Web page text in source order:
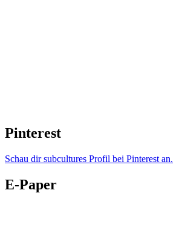
Pinterest
Schau dir subcultures Profil bei Pinterest an.
E-Paper